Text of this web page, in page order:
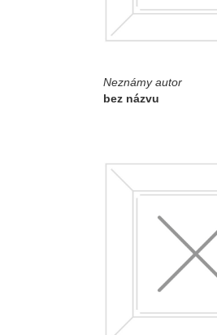
Neznámy autor
bez názvu